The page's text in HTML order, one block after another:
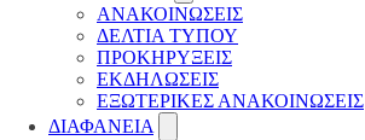
ΑΝΑΚΟΙΝΩΣΕΙΣ
ΔΕΛΤΙΑ ΤΥΠΟΥ
ΠΡΟΚΗΡΥΞΕΙΣ
ΕΚΔΗΛΩΣΕΙΣ
ΕΞΩΤΕΡΙΚΕΣ ΑΝΑΚΟΙΝΩΣΕΙΣ
ΔΙΑΦΑΝΕΙΑ